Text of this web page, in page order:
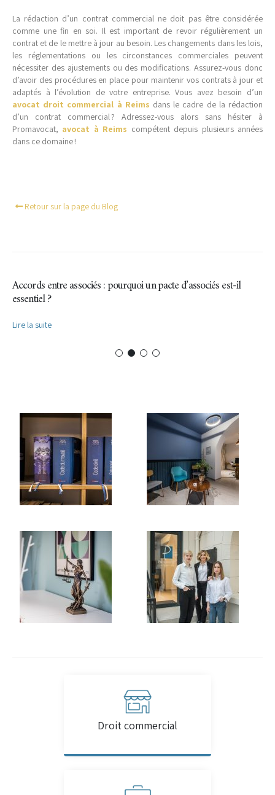
La rédaction d’un contrat commercial ne doit pas être considérée
comme une fin en soi. Il est important de revoir régulièrement un
contrat et de le mettre à jour au besoin. Les changements dans les lois,
les réglementations ou les circonstances commerciales peuvent
nécessiter des ajustements ou des modifications. Assurez-vous donc
d’avoir des procédures en place pour maintenir vos contrats à jour et
adaptés à l’évolution de votre entreprise. Vous avez besoin d’un
avocat droit commercial à Reims dans le cadre de la rédaction
d’un contrat commercial ? Adressez-vous alors sans hésiter à
Promavocat, avocat à Reims compétent depuis plusieurs années
dans ce domaine !
Retour sur la page du Blog
Accords entre associés : pourquoi un pacte d’associés est-il
essentiel ?
Lire la suite
Droit commercial